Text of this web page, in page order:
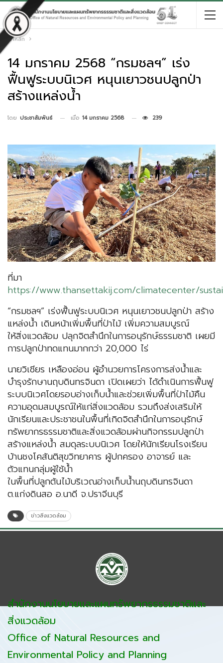
หน้าหลัก
14 มกราคม 2568 “กรมชลฯ” เร่ง
ฟื้นฟูระบบนิเวศ หนุนเยาวชนปลูกป่า
สร้างแหล่งน้ำ
โดย ประชาสัมพันธ์ เมื่อ 14 มกราคม 2568 239
ที่มา
https://www.thansettakij.com/climatecenter/
“กรมชลฯ” เร่งฟื้นฟูระบบนิเวศ หนุนเยาวชนปลูกป่า สร้าง
แหล่งน้ำ เดินหน้าเพิ่มพื้นที่ป่าไม้ เพิ่มความสมบูรณ์
ให้สิ่งแวดล้อม ปลุกจิตสำนึกในการอนุรักษ์ธรรมชาติ เผยมี
การปลูกป่าทดแทนมากกว่า 20,000 ไร่
นายวิเชียร เหลืองอ่อน ผู้อำนวยการโครงการส่งน้ำและ
บำรุงรักษานฤบดินทรจินดา เปิดเผยว่า ได้ดำเนินการฟื้นฟู
ระบบนิเวศโดยรอบอ่างเก็บน้ำและช่วยเพิ่มพื้นที่ป่าไม้คืน
ความอุดมสมบูรณ์ให้แก่สิ่งแวดล้อม รวมถึงส่งเสริมให้
นักเรียนและประชาชนในพื้นที่เกิดจิตสำนึกในการอนุรักษ์
ทรัพยากรธรรมชาติและสิ่งแวดล้อมผ่านกิจกรรมปลูกป่า
สร้างแหล่งน้ำ สมดุลระบบนิเวศ โดยให้นักเรียนโรงเรียน
บ้านชงโคสันติสุขวิทยาคาร ผู้ปกครอง อาจารย์ และ
ตัวแทนกลุ่มผู้ใช้น้ำ
ในพื้นที่ปลูกต้นไม้บริเวณอ่างเก็บน้ำนฤบดินทรจินดา
ต.แก่งดินสอ อ.นาดี จ.ปราจีนบุรี
ข่าวสิ่งแวดล้อม
สำนักงานนโยบายและแผนทรัพยากรธรรมชาติและ
สิ่งแวดล้อม
Office of Natural Resources and
Environmental Policy and Planning